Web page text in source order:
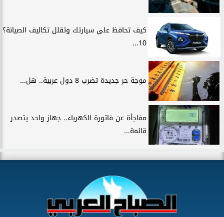
كيف تحافظ على سيارتك وتقلل تكاليف الصيانة؟
10...
موجة حر جديدة تضرب 8 دول عربية.. هل...
مفاجأة عن فاتورة الكهرباء.. جهاز واحد يتصدر
قائمة...